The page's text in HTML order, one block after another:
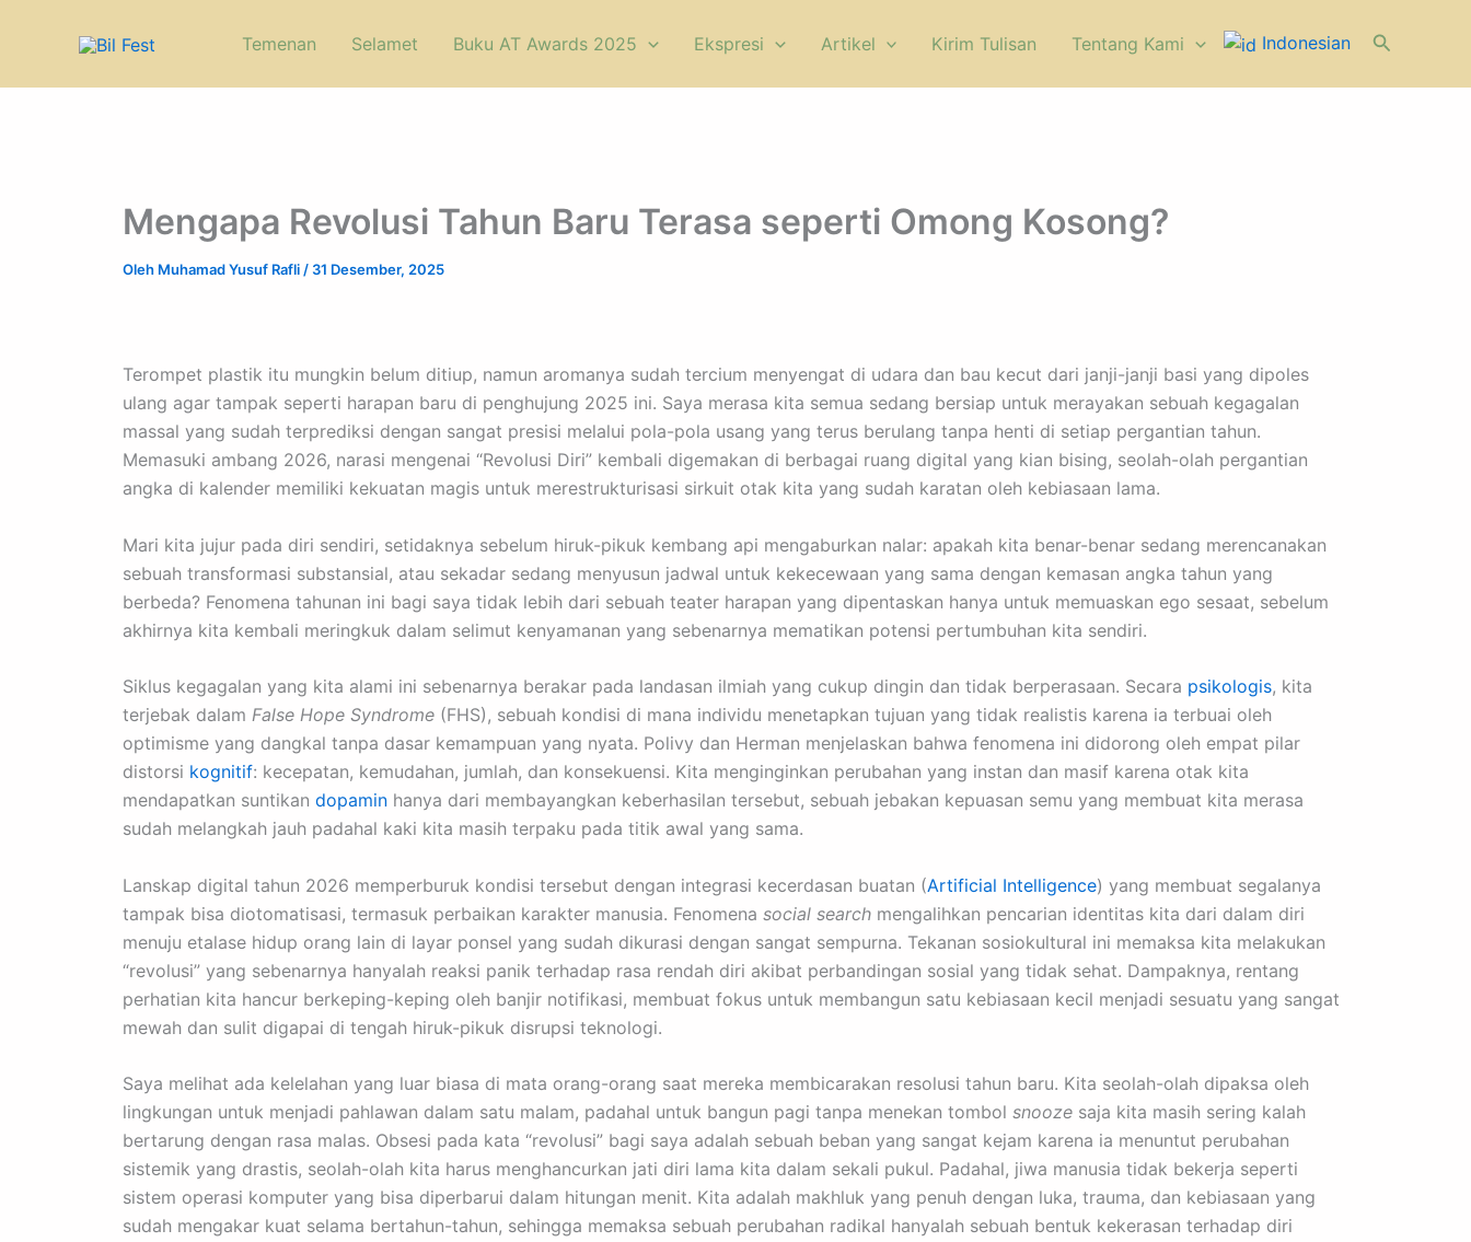
Temenan Selamet Buku AT Awards 2025 Ekspresi Artikel Kirim Tulisan ⁠Tentang Kami Indonesian Cari
Mengapa Revolusi Tahun Baru Terasa seperti Omong Kosong?
Oleh Muhamad Yusuf Rafli / 31 Desember, 2025
Terompet plastik itu mungkin belum ditiup, namun aromanya sudah tercium menyengat di udara dan bau kecut dari janji-janji basi yang dipoles
ulang agar tampak seperti harapan baru di penghujung 2025 ini. Saya merasa kita semua sedang bersiap untuk merayakan sebuah kegagalan
massal yang sudah terprediksi dengan sangat presisi melalui pola-pola usang yang terus berulang tanpa henti di setiap pergantian tahun.
Memasuki ambang 2026, narasi mengenai “Revolusi Diri” kembali digemakan di berbagai ruang digital yang kian bising, seolah-olah pergantian
angka di kalender memiliki kekuatan magis untuk merestrukturisasi sirkuit otak kita yang sudah karatan oleh kebiasaan lama.
Mari kita jujur pada diri sendiri, setidaknya sebelum hiruk-pikuk kembang api mengaburkan nalar: apakah kita benar-benar sedang merencanakan
sebuah transformasi substansial, atau sekadar sedang menyusun jadwal untuk kekecewaan yang sama dengan kemasan angka tahun yang
berbeda? Fenomena tahunan ini bagi saya tidak lebih dari sebuah teater harapan yang dipentaskan hanya untuk memuaskan ego sesaat, sebelum
akhirnya kita kembali meringkuk dalam selimut kenyamanan yang sebenarnya mematikan potensi pertumbuhan kita sendiri.
Siklus kegagalan yang kita alami ini sebenarnya berakar pada landasan ilmiah yang cukup dingin dan tidak berperasaan. Secara psikologis, kita
terjebak dalam False Hope Syndrome (FHS), sebuah kondisi di mana individu menetapkan tujuan yang tidak realistis karena ia terbuai oleh
optimisme yang dangkal tanpa dasar kemampuan yang nyata. Polivy dan Herman menjelaskan bahwa fenomena ini didorong oleh empat pilar
distorsi kognitif: kecepatan, kemudahan, jumlah, dan konsekuensi. Kita menginginkan perubahan yang instan dan masif karena otak kita
mendapatkan suntikan dopamin hanya dari membayangkan keberhasilan tersebut, sebuah jebakan kepuasan semu yang membuat kita merasa
sudah melangkah jauh padahal kaki kita masih terpaku pada titik awal yang sama.
Lanskap digital tahun 2026 memperburuk kondisi tersebut dengan integrasi kecerdasan buatan (Artificial Intelligence) yang membuat segalanya
tampak bisa diotomatisasi, termasuk perbaikan karakter manusia. Fenomena social search mengalihkan pencarian identitas kita dari dalam diri
menuju etalase hidup orang lain di layar ponsel yang sudah dikurasi dengan sangat sempurna. Tekanan sosiokultural ini memaksa kita melakukan
“revolusi” yang sebenarnya hanyalah reaksi panik terhadap rasa rendah diri akibat perbandingan sosial yang tidak sehat. Dampaknya, rentang
perhatian kita hancur berkeping-keping oleh banjir notifikasi, membuat fokus untuk membangun satu kebiasaan kecil menjadi sesuatu yang sangat
mewah dan sulit digapai di tengah hiruk-pikuk disrupsi teknologi.
Saya melihat ada kelelahan yang luar biasa di mata orang-orang saat mereka membicarakan resolusi tahun baru. Kita seolah-olah dipaksa oleh
lingkungan untuk menjadi pahlawan dalam satu malam, padahal untuk bangun pagi tanpa menekan tombol snooze saja kita masih sering kalah
bertarung dengan rasa malas. Obsesi pada kata “revolusi” bagi saya adalah sebuah beban yang sangat kejam karena ia menuntut perubahan
sistemik yang drastis, seolah-olah kita harus menghancurkan jati diri lama kita dalam sekali pukul. Padahal, jiwa manusia tidak bekerja seperti
sistem operasi komputer yang bisa diperbarui dalam hitungan menit. Kita adalah makhluk yang penuh dengan luka, trauma, dan kebiasaan yang
sudah mengakar kuat selama bertahun-tahun, sehingga memaksa sebuah perubahan radikal hanyalah sebuah bentuk kekerasan terhadap diri